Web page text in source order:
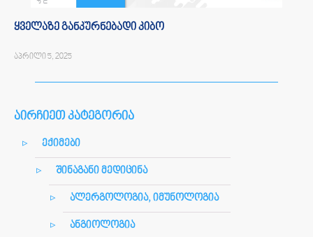
აირჩიეთ კატეგორია
ექიმები
შინაგანი მედიცინა
ალერგოლოგია, იმუნოლოგია
ანგიოლოგია
ყველაზე განკურნებადი კიბო
აპრილი 5, 2025